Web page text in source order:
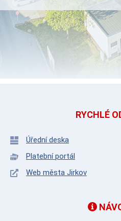
RYCHLÉ
Úřední deska
Platební portál
Web města Jirkov